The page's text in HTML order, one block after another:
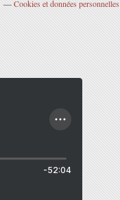
Cookies et données personnelles
-52:04